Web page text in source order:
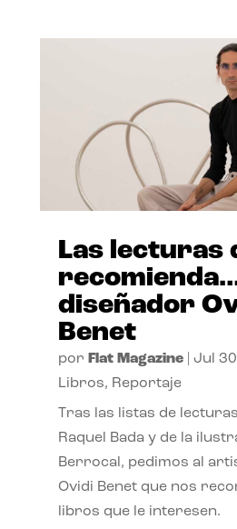
Las lecturas
diseñador
Benet
por Flat Magazine| Jul
Libros, Reportaje
Tras las listas de
Raquel Bada y de la
Berrocal, pedimos al
Ovidi Benet que nos
libros que le interesen.